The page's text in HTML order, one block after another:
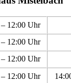
12:00 Uhr
12:00 Uhr
12:00 Uhr
12:00 Uhr